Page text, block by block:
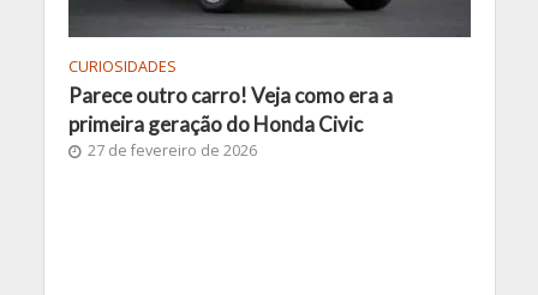
CURIOSIDADES
Parece outro carro! Veja como era a
primeira geração do Honda Civic
27 de fevereiro de 2026